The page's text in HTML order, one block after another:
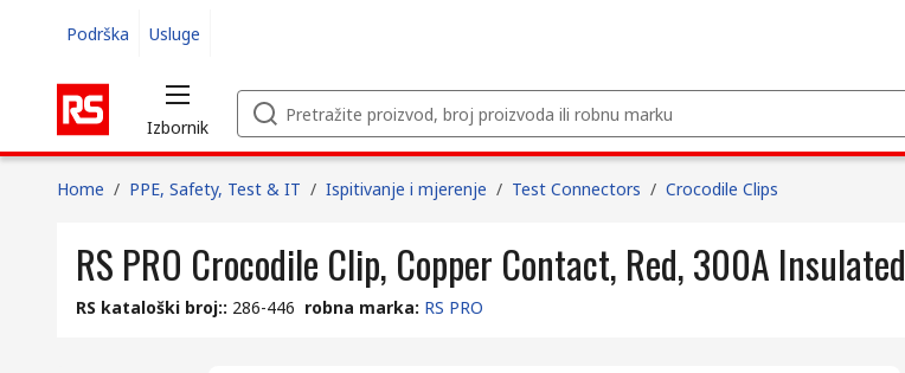
Podrška Usluge
Izbornik
Home / PPE, Safety, Test & IT / Ispitivanje i mjerenje / Test Connectors / Crocodile Clips
RS PRO Crocodile Clip, Copper Contact, Red, 300A Insulated
RS kataloški broj:: 286-446 robna marka: RS PRO